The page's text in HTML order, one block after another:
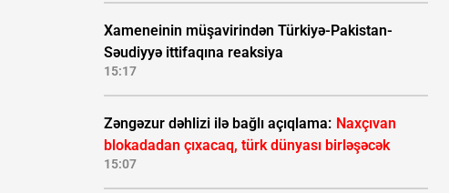
Xameneinin müşavirindən Türkiyə-Pakistan-
Səudiyyə ittifaqına reaksiya
15:17
Zəngəzur dəhlizi ilə bağlı açıqlama: Naxçıvan
blokadadan çıxacaq, türk dünyası birləşəcək
15:07